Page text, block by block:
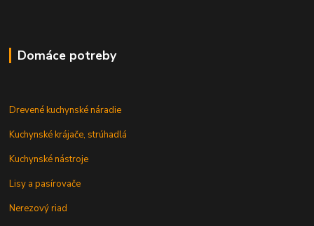
Domáce potreby
Drevené kuchynské náradie
Kuchynské krájače, strúhadlá
Kuchynské nástroje
Lisy a pasírovače
Nerezový riad